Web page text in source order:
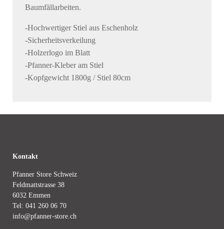
Baumfällarbeiten.
-Hochwertiger Stiel aus Eschenholz
-Sicherheitsverkeilung
-Holzerlogo im Blatt
-Pfanner-Kleber am Stiel
-Kopfgewicht 1800g / Stiel 80cm
Kontakt
Pfanner Store Schweiz
Feldmattstrasse 38
6032 Emmen
Tel: 041 260 06 70
info@pfanner-store.ch